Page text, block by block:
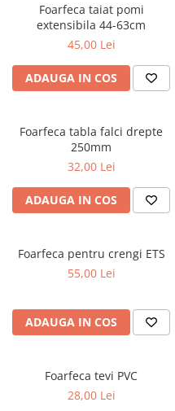
Foarfeca taiat pomi
extensibila 44-63cm
45,00 Lei
ADAUGA IN COS
Foarfeca tabla falci drepte
250mm
32,00 Lei
ADAUGA IN COS
Foarfeca pentru crengi ETS
55,00 Lei
ADAUGA IN COS
Foarfeca tevi PVC
28,00 Lei